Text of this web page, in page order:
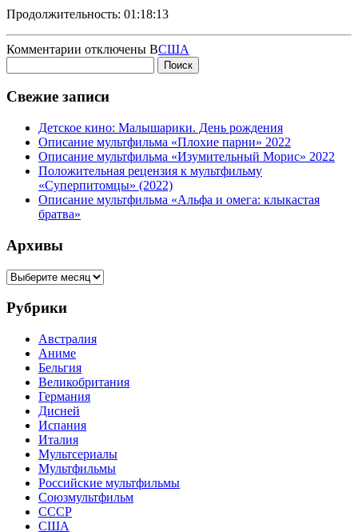
Продолжительность: 01:18:13
Комментарии к
Скуби-
Ду!
Музыка
вампира
отключены ВСША
Свежие записи
Детское кино: Малышарики. День рождения
Описание мультфильма «Плохие парни» 2022
Описание мультфильма «Изумительный Морис» 2022
Положительная рецензия к мультфильму
«Суперпитомцы» (2022)
Описание мультфильма «Альфа и омега: клыкастая
братва»
Архивы
Архивы
Рубрики
Австралия
Аниме
Бельгия
Великобритания
Германия
Дисней
Испания
Италия
Мультсериалы
Мультфильмы
Российские мультфильмы
Союзмультфильм
СССР
США